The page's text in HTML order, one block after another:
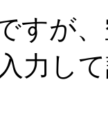
すが
力し